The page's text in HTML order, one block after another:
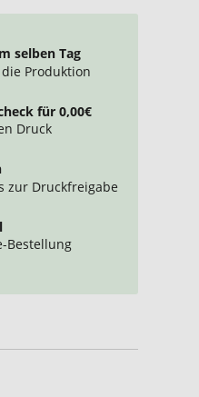
selben Tag
Produktion
für 0,00€
Druck
zur Druckfreigabe
Bestellung